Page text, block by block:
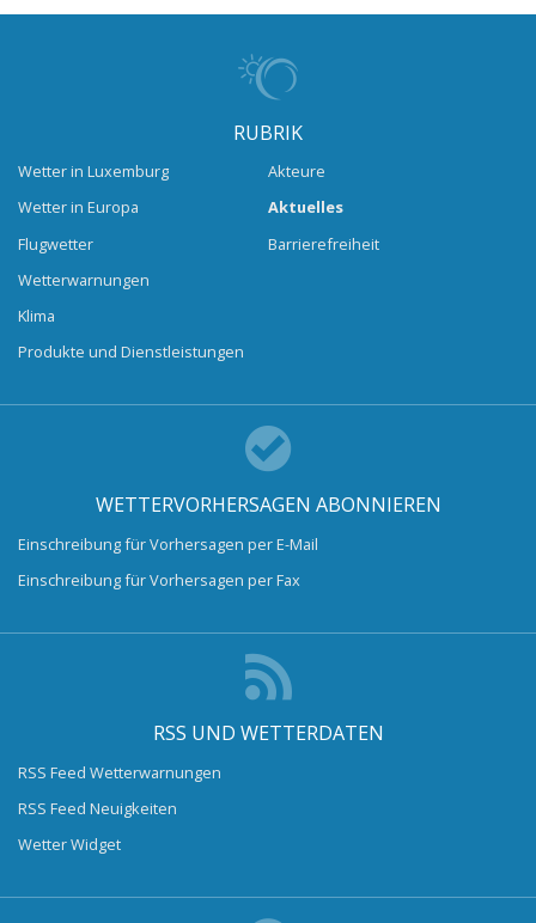
RUBRIK
Wetter in Luxemburg
Wetter in Europa
Flugwetter
Wetterwarnungen
Klima
Produkte und Dienstleistungen
Akteure
Aktuelles
Barrierefreiheit
WETTERVORHERSAGEN ABONNIEREN
Einschreibung für Vorhersagen per E-Mail
Einschreibung für Vorhersagen per Fax
RSS UND WETTERDATEN
RSS Feed Wetterwarnungen
RSS Feed Neuigkeiten
Wetter Widget